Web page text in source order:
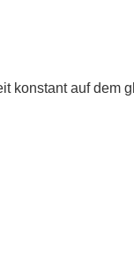
konstant auf dem